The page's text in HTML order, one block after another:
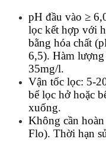
pH đầu vào ≥
lọc kết hợp với
bằng hóa chất
6,5). Hàm lượng
35mg/l.
Vận tốc lọc: 5-
bể lọc hở hoặc
xuống.
Không cần
Flo). Thời hạn